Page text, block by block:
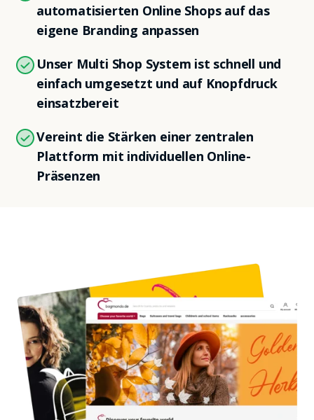
automatisierten Online Shops auf das
eigene Branding anpassen
Unser Multi Shop System ist schnell und
einfach umgesetzt und auf Knopfdruck
einsatzbereit
Vereint die Stärken einer zentralen
Plattform mit individuellen Online-
Präsenzen